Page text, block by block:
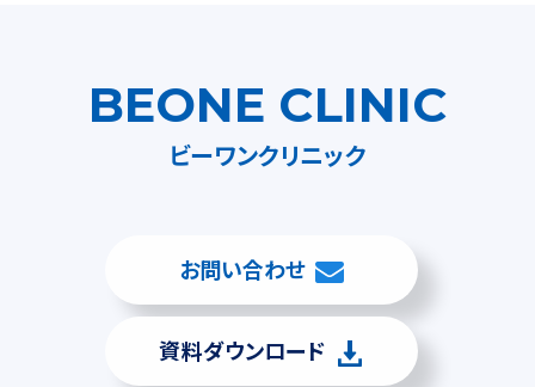
BEONE CLINIC
ビーワンクリニック
お問い合わせ
資料ダウンロード